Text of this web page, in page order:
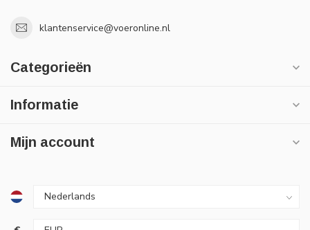
klantenservice@voeronline.nl
Categorieën
Informatie
Mijn account